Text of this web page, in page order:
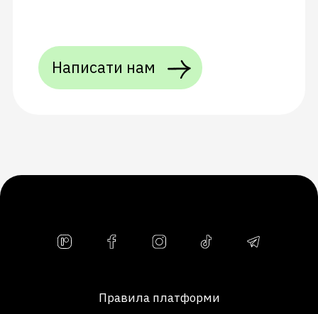
Написати нам
Правила платформи